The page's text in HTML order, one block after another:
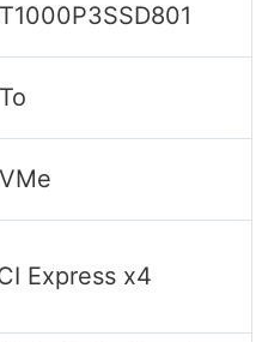
Express x4